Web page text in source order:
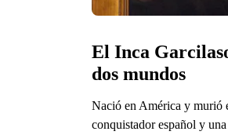
El Inca
dos mundos
Nació en América y murió
conquistador español y